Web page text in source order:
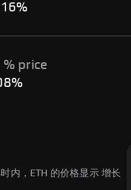
% price
内，ETH 的价格显示 增长